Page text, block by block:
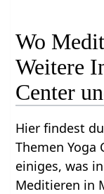
Wo
Weitere
Center
Hier findest
Themen Yoga
einiges, was
Meditieren in